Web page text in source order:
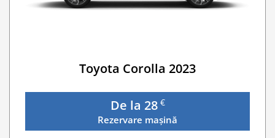
Go Chisinau Airport Shuttle Bus Service And
Toyota Corolla 2023
De la 28 €
Rezervare mașină